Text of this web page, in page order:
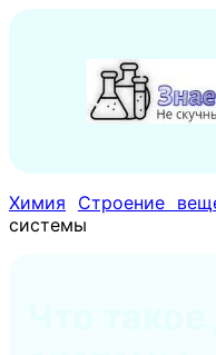
содержимому
Химия Строение
системы